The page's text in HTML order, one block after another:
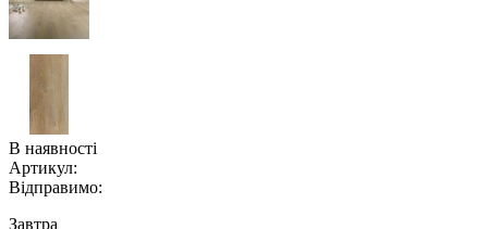
В наявності
Артикул:
Відправимо:
Завтра